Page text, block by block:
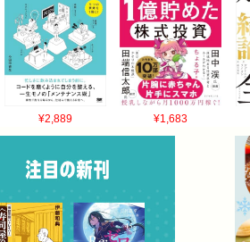
¥2,889 ¥1,683